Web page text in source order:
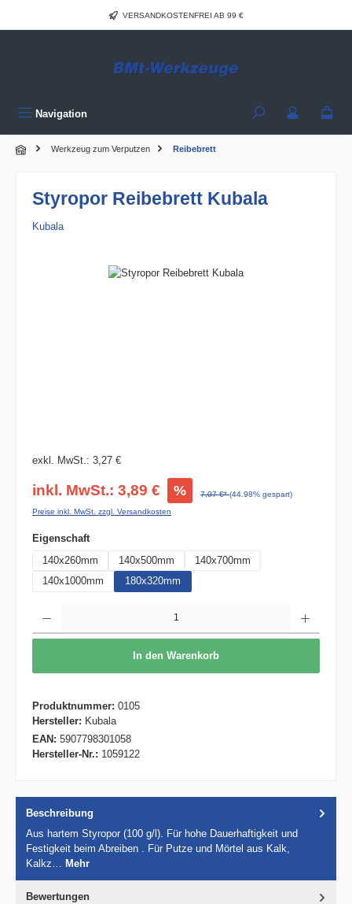
Zum Hauptinhalt springenVERSANDKOSTENFREI AB 99 €
Navigation
Werkzeug zum Verputzen Reibebrett
Styropor Reibebrett Kubala
Kubala
Bildergalerie überspringen
exkl. MwSt.: 3,27 €
inkl. MwSt.: 3,89 € % 7,07 €*(44.98% gespart)
Preise inkl. MwSt. zzgl. Versandkosten
Eigenschaftauswählen
140x260mm
140x500mm
140x700mm
140x1000mm
180x320mm
In den Warenkorb
Produktnummer: 0105
Hersteller: Kubala
EAN: 5907798301058
Hersteller-Nr.: 1059122
Beschreibung
Aus hartem Styropor (100 g/l). Für hohe Dauerhaftigkeit und
Festigkeit beim Abreiben . Für Putze und Mörtel aus Kalk,
Kalkz… Mehr
Bewertungen